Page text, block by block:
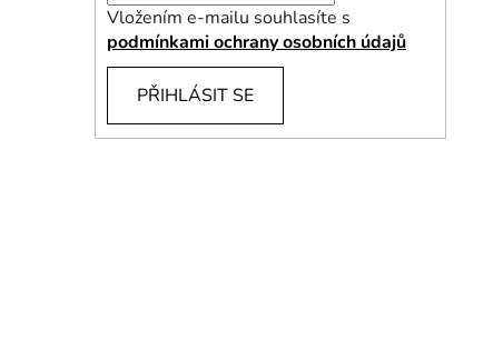
e
Vložením e-mailu souhlasíte s
podmínkami ochrany osobních údajů
PŘIHLÁSIT SE